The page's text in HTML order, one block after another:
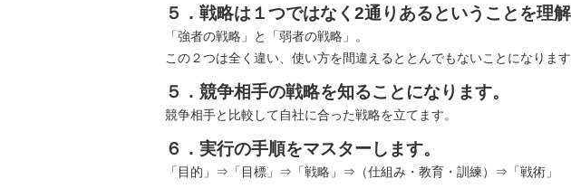
５．戦略は１つではなく2通りあるということを理解
「強者の戦略」と「弱者の戦略」。
この２つは全く違い、使い方を間違えるととんでもないことになります
５．競争相手の戦略を知ることになります。
競争相手と比較して自社に合った戦略を立てます。
６．実行の手順をマスターします。
「目的」⇒「目標」⇒「戦略」⇒（仕組み・教育・訓練）⇒「戦術」